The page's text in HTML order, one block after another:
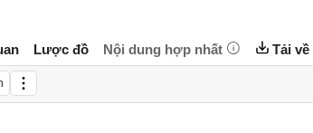
Lược đồ Nội dung hợp nhất Tải về